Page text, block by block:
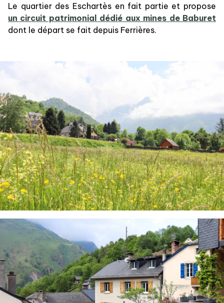
Le quartier des Eschartès en fait partie et propose
un circuit patrimonial dédié aux mines de Baburet
dont le départ se fait depuis Ferrières.